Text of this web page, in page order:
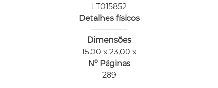
LT015852
Detalhes físicos
Dimensões
15,00 x 23,00 x
Nº Páginas
289